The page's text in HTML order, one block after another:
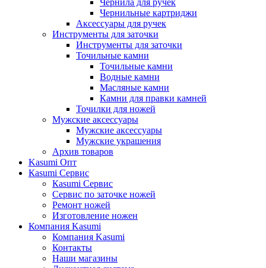
Чернильные картриджи
Аксессуары для ручек
Инструменты для заточки
Инструменты для заточки
Точильные камни
Точильные камни
Водные камни
Масляные камни
Камни для правки камней
Точилки для ножей
Мужские аксессуары
Мужские аксессуары
Мужские украшения
Архив товаров
Kasumi Опт
Кasumi Сервис
Кasumi Сервис
Сервис по заточке ножей
Ремонт ножей
Изготовление ножен
Компания Kasumi
Компания Kasumi
Контакты
Наши магазины